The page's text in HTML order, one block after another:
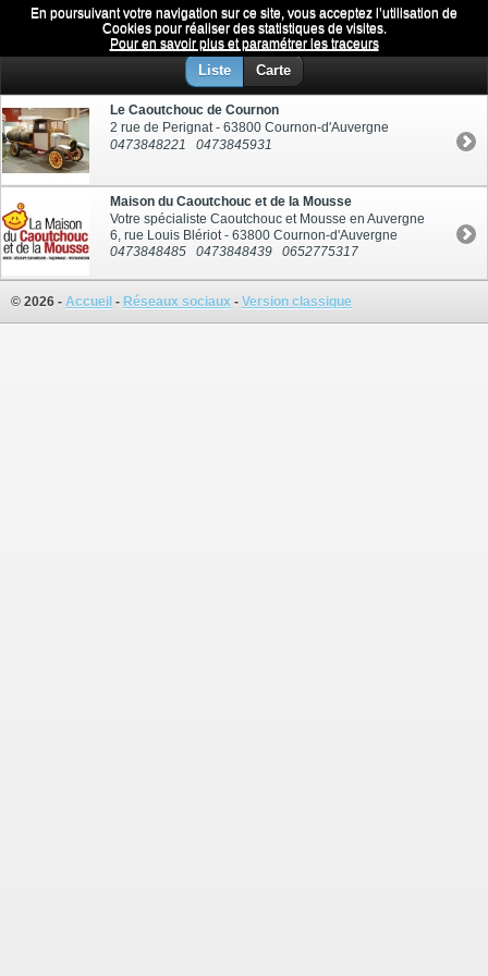
En poursuivant votre navigation sur ce site, vous acceptez l’utilisation de
Cookies pour réaliser des statistiques de visites.
Pour en savoir plus et paramétrer les traceurs
Caoutchouc Menu
Liste Carte
Le Caoutchouc de Cournon
2 rue de Perignat - 63800 Cournon-d'Auvergne
0473848221
0473845931
Maison du Caoutchouc et de la Mousse
Votre spécialiste Caoutchouc et Mousse en Auvergne
6, rue Louis Blériot - 63800 Cournon-d'Auvergne
0473848485
0473848439 0652775317
© 2026 - Accueil - Réseaux sociaux - Version classique